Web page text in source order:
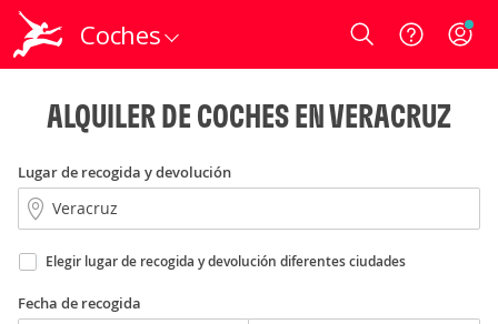
Coches Login
ALQUILER DE COCHES EN VERACRUZ
Lugar de recogida y devolución
Elegir lugar de recogida y devolución diferentes ciudades
Fecha de recogida